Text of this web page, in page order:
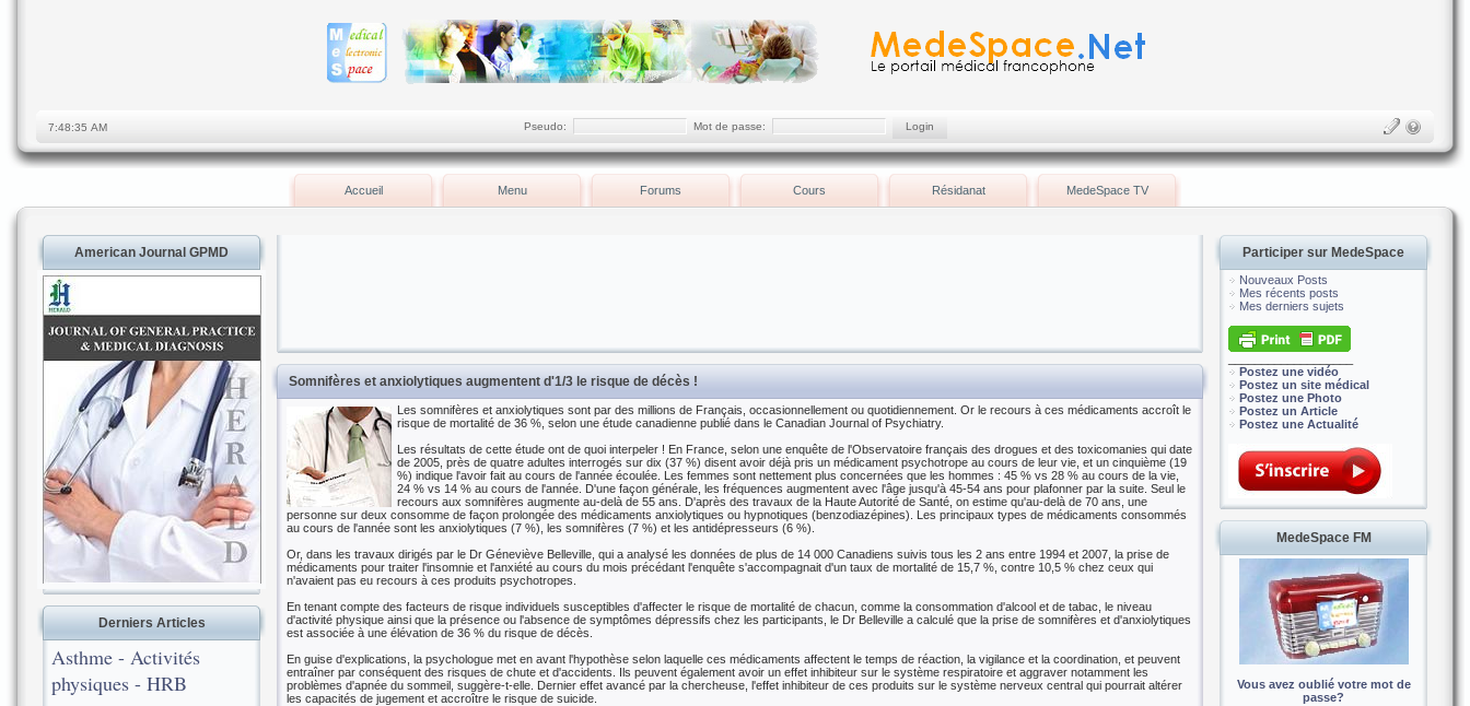
Pseudo: Mot de passe:
Accueil Menu Forums Cours Résidanat MedeSpace TV
American Journal GPMD
Derniers Articles
Asthme - Activités
physiques - HRB
Somnifères et anxiolytiques augmentent d'1/3 le risque de décès !
Les somnifères et anxiolytiques sont par des millions de Français, occasionnellement ou quotidiennement. Or le recours à ces médicaments accroît le
risque de mortalité de 36 %, selon une étude canadienne publié dans le Canadian Journal of Psychiatry.
Les résultats de cette étude ont de quoi interpeler ! En France, selon une enquête de l'Observatoire français des drogues et des toxicomanies qui date
de 2005, près de quatre adultes interrogés sur dix (37 %) disent avoir déjà pris un médicament psychotrope au cours de leur vie, et un cinquième (19
%) indique l'avoir fait au cours de l'année écoulée. Les femmes sont nettement plus concernées que les hommes : 45 % vs 28 % au cours de la vie,
24 % vs 14 % au cours de l'année. D'une façon générale, les fréquences augmentent avec l'âge jusqu'à 45-54 ans pour plafonner par la suite. Seul le
recours aux somnifères augmente au-delà de 55 ans. D'après des travaux de la Haute Autorité de Santé, on estime qu'au-delà de 70 ans, une
personne sur deux consomme de façon prolongée des médicaments anxiolytiques ou hypnotiques (benzodiazépines). Les principaux types de médicaments consommés
au cours de l'année sont les anxiolytiques (7 %), les somnifères (7 %) et les antidépresseurs (6 %).
Or, dans les travaux dirigés par le Dr Géneviève Belleville, qui a analysé les données de plus de 14 000 Canadiens suivis tous les 2 ans entre 1994 et 2007, la prise de
médicaments pour traiter l'insomnie et l'anxiété au cours du mois précédant l'enquête s'accompagnait d'un taux de mortalité de 15,7 %, contre 10,5 % chez ceux qui
n'avaient pas eu recours à ces produits psychotropes.
En tenant compte des facteurs de risque individuels susceptibles d'affecter le risque de mortalité de chacun, comme la consommation d'alcool et de tabac, le niveau
d'activité physique ainsi que la présence ou l'absence de symptômes dépressifs chez les participants, le Dr Belleville a calculé que la prise de somnifères et d'anxiolytiques
est associée à une élévation de 36 % du risque de décès.
En guise d'explications, la psychologue met en avant l'hypothèse selon laquelle ces médicaments affectent le temps de réaction, la vigilance et la coordination, et peuvent
entraîner par conséquent des risques de chute et d'accidents. Ils peuvent également avoir un effet inhibiteur sur le système respiratoire et aggraver notamment les
problèmes d'apnée du sommeil, suggère-t-elle. Dernier effet avancé par la chercheuse, l'effet inhibiteur de ces produits sur le système nerveux central qui pourrait altérer
les capacités de jugement et accroître le risque de suicide.
Participer sur MedeSpace
Nouveaux Posts
Mes récents posts
Mes derniers sujets
Postez une vidéo
Postez un site médical
Postez une Photo
Postez un Article
Postez une Actualité
MedeSpace FM
Vous avez oublié votre mot de
passe?